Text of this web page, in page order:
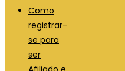
Como
registrar-
se para
ser